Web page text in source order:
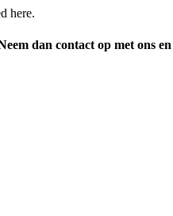
here.
dan contact op met ons